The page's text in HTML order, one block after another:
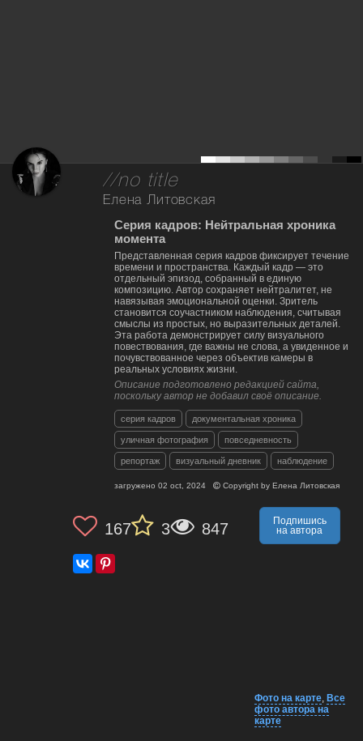
//no title
Елена Литовская
Серия кадров: Нейтральная хроника
момента
Представленная серия кадров фиксирует течение
времени и пространства. Каждый кадр — это
отдельный эпизод, собранный в единую
композицию. Автор сохраняет нейтралитет, не
навязывая эмоциональной оценки. Зритель
становится соучастником наблюдения, считывая
смыслы из простых, но выразительных деталей.
Эта работа демонстрирует силу визуального
повествования, где важны не слова, а увиденное и
почувствованное через объектив камеры в
реальных условиях жизни.
Описание подготовлено редакцией сайта,
поскольку автор не добавил своё описание.
серия кадров документальная хроника
уличная фотография повседневность
репортаж визуальный дневник наблюдение
загружено 02 oct, 2024 Copyright by Елена Литовская
167 3 847
Подпишись
на автора
Фото на карте, Все
фото автора на
карте